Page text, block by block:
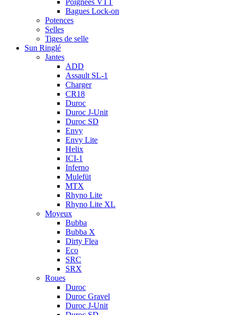
Bagues Lock-on
Potences
Selles
Tiges de selle
Sun Ringlé
Jantes
ADD
Assault SL-1
Charger
CR18
Duroc
Duroc J-Unit
Duroc SD
Envy
Envy Lite
Helix
ICI-1
Inferno
Mulefüt
MTX
Rhyno Lite
Rhyno Lite XL
Moyeux
Bubba
Bubba X
Dirty Flea
Eco
SRC
SRX
Roues
Duroc
Duroc Gravel
Duroc J-Unit